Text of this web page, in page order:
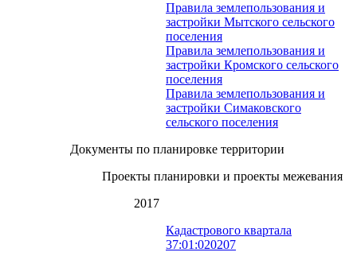
Правила землепользования и
застройки Мытского сельского
поселения
Правила землепользования и
застройки Кромского сельского
поселения
Правила землепользования и
застройки Симаковского
сельского поселения
Документы по планировке территории
Проекты планировки и проекты межевания
2017
Кадастрового квартала
37:01:020207